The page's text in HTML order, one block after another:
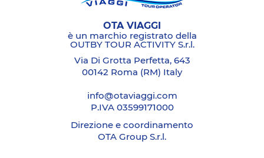
OTA VIAGGI
è un marchio registrato della
OUTBY TOUR ACTIVITY S.r.l.
Via Di Grotta Perfetta, 643
00142 Roma (RM) Italy
info@otaviaggi.com
P.IVA 03599171000
Direzione e coordinamento
OTA Group S.r.l.